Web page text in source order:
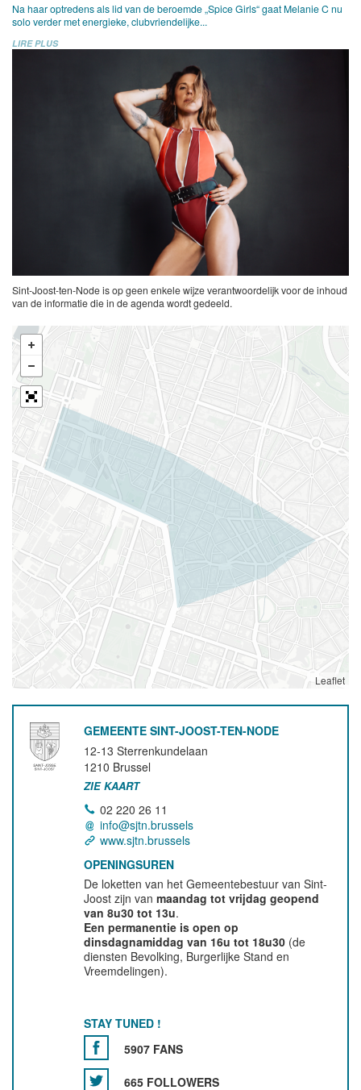
Na haar optredens als lid van de beroemde „Spice Girls“ gaat Melanie C nu
solo verder met energieke, clubvriendelijke...
LIRE PLUS
Sint-Joost-ten-Node is op geen enkele wijze verantwoordelijk voor de inhoud
van de informatie die in de agenda wordt gedeeld.
Leaflet
GEMEENTE SINT-JOOST-TEN-NODE
12-13 Sterrenkundelaan
1210 Brussel
ZIE KAART
02 220 26 11
info@sjtn.brussels
www.sjtn.brussels
OPENINGSUREN
De loketten van het Gemeentebestuur van Sint-
Joost zijn vanmaandag tot vrijdag geopend
van 8u30 tot 13u.
Een permanentie is open op
dinsdagnamiddag van 16u tot 18u30 (de
diensten Bevolking, Burgerlijke Stand en
Vreemdelingen).
STAY TUNED !
5907 FANS
665 FOLLOWERS